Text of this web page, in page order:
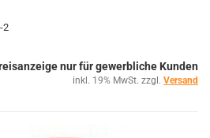
2
nur für gewerbliche Kunden
inkl. 19% MwSt. zzgl. Versand